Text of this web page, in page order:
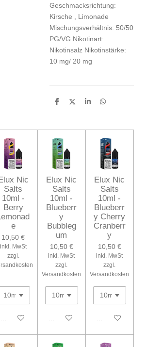
Geschmacksrichtung:
Kirsche
, Limonade
Mischungsverhältnis: 50/50
PG/VG Nikotinart:
Nikotinsalz Nikotinstärke:
10 mg/ 20 mg
T
e
n
T
e
T
e
T
e
n
Nic
Salts
10ml -
Berry
e
10,50 €
inkl. MwSt
zzgl.
In den Warenkorb
Elux Nic
Salts
10ml -
Blueberr
y
Bubbleg
um
10,50 €
inkl. MwSt
zzgl.
Versandkosten
In den Warenkorb
Elux Nic
Salts
10ml -
Blueberr
y Cherry
Cranberr
y
10,50 €
inkl. MwSt
zzgl.
Versandkosten
In den